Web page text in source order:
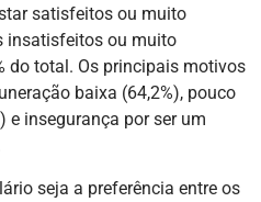
satisfeitos ou muito
insatisfeitos ou muito
do total. Os principais motivos
baixa (64,2%), pouco
e insegurança por ser um
seja a preferência entre os